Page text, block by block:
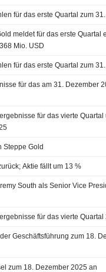
für das erste Quartal zum
meldet für das erste Quartal
Mio. USD
für das erste Quartal zum
für das am 31. Dezember
für das vierte Quartal
Steppe Gold
Aktie fällt um 13 %
South als Senior Vice
für das vierte Quartal
Geschäftsführung zum 18.
zum 18. Dezember 2025 an